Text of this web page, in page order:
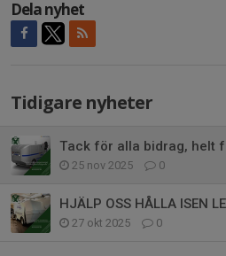
Dela nyhet
Tidigare nyheter
Tack för alla bidrag, helt
25 nov 2025 0
27 okt 2025 0